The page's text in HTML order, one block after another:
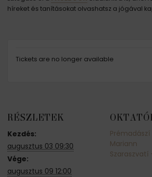
Tickets are no longer available
RÉSZLETEK
Kezdés:
augusztus 03 09:30
Vége:
augusztus 09 12:00
Mariann
Szaraszvatí
híreket és tanításokat olvashatsz a jógával